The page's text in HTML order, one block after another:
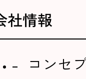
社情報
コンセ